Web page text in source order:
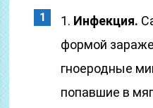
1. Инфекция.
формой
гноеродные
попавшие в